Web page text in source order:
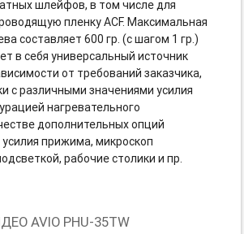
шлейфов, в том числе для
пленку ACF. Максимальная
составляет 600 гр. (с шагом 1 гр.)
в себя универсальный источник
от требований заказчика,
с различными значениями усилия
нагревательного
дополнительных опций
прижима, микроскоп
рабочие столики и пр.
AVIO PHU-35TW